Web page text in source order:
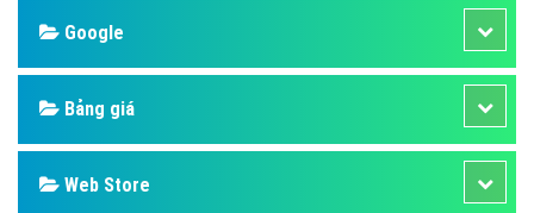
Google
Bảng giá
Web Store